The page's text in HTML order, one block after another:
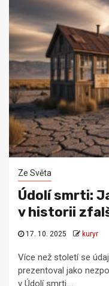
Ze Světa
Údolí smrti:
v historii
17. 10. 2025 kuryr
Více než století se
prezentoval jako
v Údolí smrti....